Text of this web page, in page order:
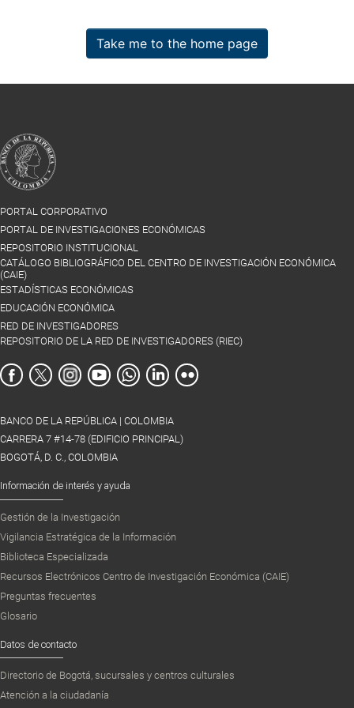
Take me to the home page
PORTAL CORPORATIVO
PORTAL DE INVESTIGACIONES ECONÓMICAS
REPOSITORIO INSTITUCIONAL
CATÁLOGO BIBLIOGRÁFICO DEL CENTRO DE INVESTIGACIÓN ECONÓMICA
(CAIE)
ESTADÍSTICAS ECONÓMICAS
EDUCACIÓN ECONÓMICA
RED DE INVESTIGADORES
REPOSITORIO DE LA RED DE INVESTIGADORES (RIEC)
BANCO DE LA REPÚBLICA | COLOMBIA
CARRERA 7 #14-78 (EDIFICIO PRINCIPAL)
BOGOTÁ, D. C., COLOMBIA
Información de interés y ayuda
Gestión de la Investigación
Vigilancia Estratégica de la Información
Biblioteca Especializada
Recursos Electrónicos Centro de Investigación Económica (CAIE)
Preguntas frecuentes
Glosario
Datos de contacto
Directorio de Bogotá, sucursales y centros culturales
Atención a la ciudadanía